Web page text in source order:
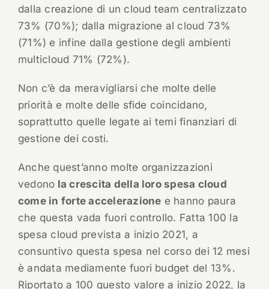
dalla creazione di un cloud team centralizzato
73% (70%); dalla migrazione al cloud 73%
(71%) e infine dalla gestione degli ambienti
multicloud 71% (72%).
Non c’è da meravigliarsi che molte delle
priorità e molte delle sfide coincidano,
soprattutto quelle legate ai temi finanziari di
gestione dei costi.
Anche quest’anno molte organizzazioni
vedono la crescita della loro spesa cloud
come in forte accelerazione e hanno paura
che questa vada fuori controllo. Fatta 100 la
spesa cloud prevista a inizio 2021, a
consuntivo questa spesa nel corso dei 12 mesi
è andata mediamente fuori budget del 13%.
Riportato a 100 questo valore a inizio 2022, la